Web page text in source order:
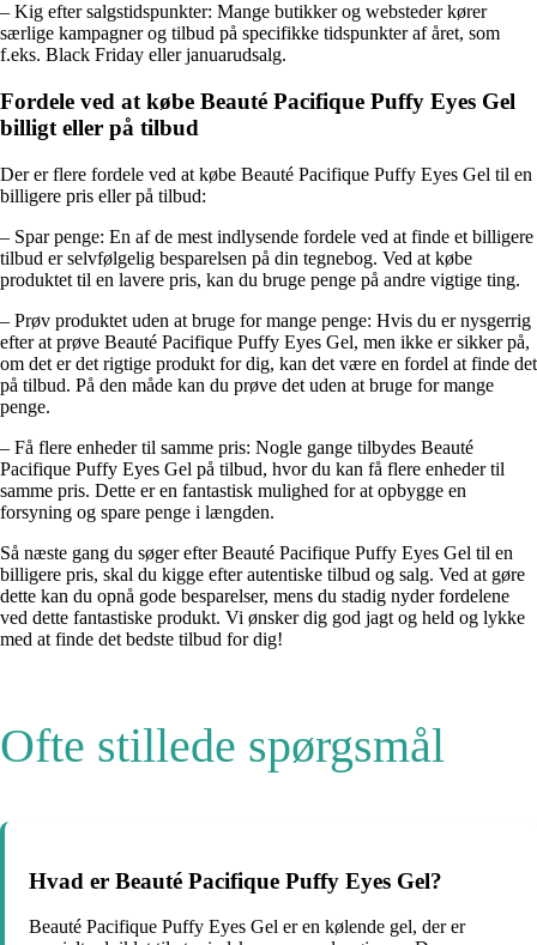
– Kig efter salgstidspunkter: Mange butikker og websteder kører
særlige kampagner og tilbud på specifikke tidspunkter af året, som
f.eks. Black Friday eller januarudsalg.
Fordele ved at købe Beauté Pacifique Puffy Eyes Gel
billigt eller på tilbud
Der er flere fordele ved at købe Beauté Pacifique Puffy Eyes Gel til en
billigere pris eller på tilbud:
– Spar penge: En af de mest indlysende fordele ved at finde et billigere
tilbud er selvfølgelig besparelsen på din tegnebog. Ved at købe
produktet til en lavere pris, kan du bruge penge på andre vigtige ting.
– Prøv produktet uden at bruge for mange penge: Hvis du er nysgerrig
efter at prøve Beauté Pacifique Puffy Eyes Gel, men ikke er sikker på,
om det er det rigtige produkt for dig, kan det være en fordel at finde det
på tilbud. På den måde kan du prøve det uden at bruge for mange
penge.
– Få flere enheder til samme pris: Nogle gange tilbydes Beauté
Pacifique Puffy Eyes Gel på tilbud, hvor du kan få flere enheder til
samme pris. Dette er en fantastisk mulighed for at opbygge en
forsyning og spare penge i længden.
Så næste gang du søger efter Beauté Pacifique Puffy Eyes Gel til en
billigere pris, skal du kigge efter autentiske tilbud og salg. Ved at gøre
dette kan du opnå gode besparelser, mens du stadig nyder fordelene
ved dette fantastiske produkt. Vi ønsker dig god jagt og held og lykke
med at finde det bedste tilbud for dig!
Ofte stillede spørgsmål
Hvad er Beauté Pacifique Puffy Eyes Gel?
Beauté Pacifique Puffy Eyes Gel er en kølende gel, der er